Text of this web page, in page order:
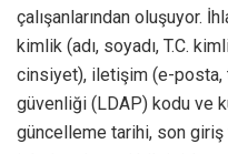
çalışanlarından oluşuyor.
kimlik (adı, soyadı, T.C.
cinsiyet), iletişim (e-posta,
güvenliği (LDAP) kodu ve
güncelleme tarihi, son